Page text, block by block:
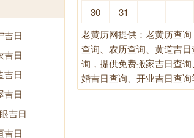
吉日
吉日
吉日
吉日
吉日
吉日
30
31
老黄历网提供：老黄历查
查询、农历查询、黄道吉
询，提供免费搬家吉日查
婚吉日查询、开业吉日查询